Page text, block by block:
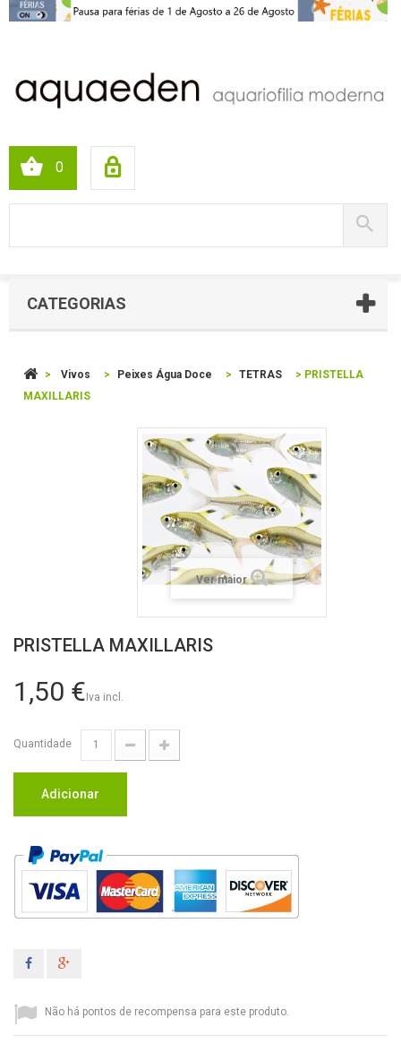
0
CATEGORIAS
> Vivos > Peixes Água Doce > TETRAS > PRISTELLA
MAXILLARIS
Ver maior
PRISTELLA MAXILLARIS
1,50 €Iva incl.
Quantidade
Adicionar
Não há pontos de recompensa para este produto.